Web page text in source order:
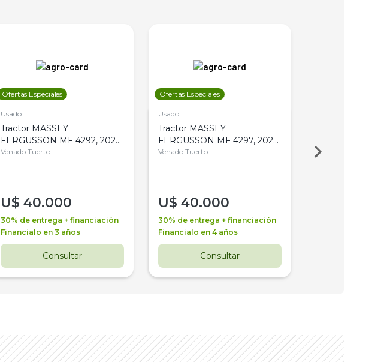
Ofertas Especiales
Usado
Tractor MASSEY
FERGUSSON MF 4292, 2020,
4WD, PATON
Venado Tuerto
U$ 40.000
30% de entrega + financiación
Financialo en 3 años
Consultar
Ofertas Especiales
Usado
Tractor MASSEY
FERGUSSON MF 4297, 2020,
4WD, PATON
Venado Tuerto
U$ 40.000
30% de entrega + financiación
Financialo en 4 años
Consultar
Venado Tuerto